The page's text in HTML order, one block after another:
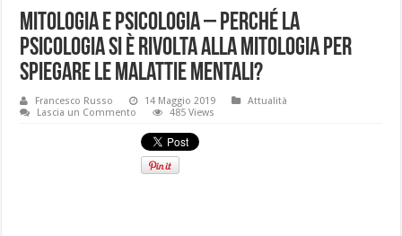
Mitologia e psicologia – Perché la
psicologia si è rivolta alla mitologia per
spiegare le malattie mentali?
Francesco Russo 14 Maggio 2019
Attualità
Lascia un Commento
485 Views